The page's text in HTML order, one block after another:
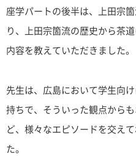
座学パートの後半は、上田宗
り、上田宗箇流の歴史から茶
内容を教えていただきました。
先生は、広島において学生向
持ちで、そういった観点から
ど、様々なエピソードを交え
た。